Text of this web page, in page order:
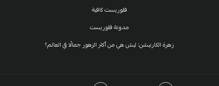
فلوريست كافية
مدونة فلوريست
زهرة الكارنيشن: ليش هي من أكثر الزهور جمالًا في العالم؟